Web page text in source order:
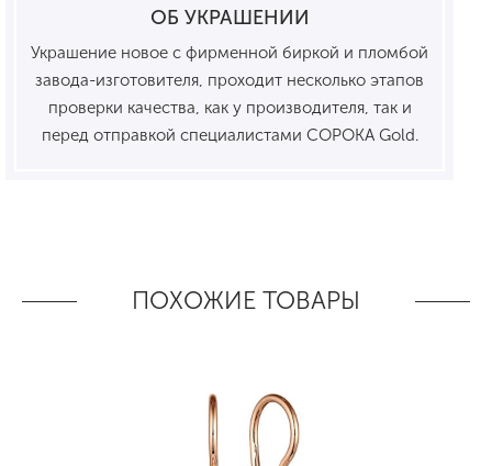
ОБ УКРАШЕНИИ
Украшение новое с фирменной биркой и пломбой
завода-изготовителя, проходит несколько этапов
проверки качества, как у производителя, так и
перед отправкой специалистами СОРОКА Gold.
ПОХОЖИЕ ТОВАРЫ